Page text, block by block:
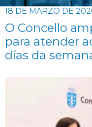
18 DE MARZO DE
O Concello
para atender
días da